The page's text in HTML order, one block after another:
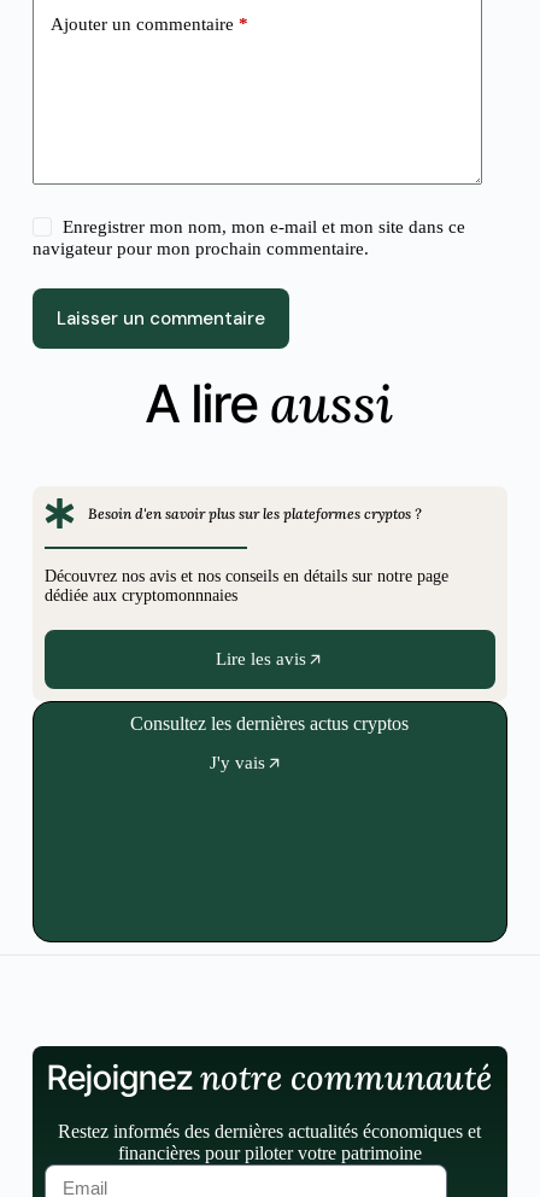
Ajouter un commentaire *
Enregistrer mon nom, mon e-mail et mon site dans ce
navigateur pour mon prochain commentaire.
Laisser un commentaire
A lire aussi
Besoin d'en savoir plus sur les plateformes cryptos ?
Découvrez nos avis et nos conseils en détails sur notre page
dédiée aux cryptomonnnaies
Lire les avis
Consultez les dernières actus cryptos
J'y vais
Rejoigneznotre communauté
Restez informés des dernières actualités économiques et
financières pour piloter votre patrimoine